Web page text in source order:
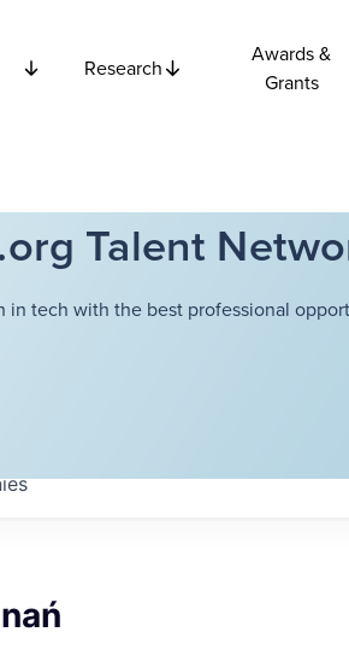
Research
Awards &
Grants
Talent
in tech with the best professional